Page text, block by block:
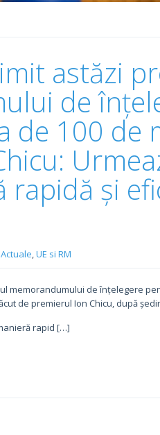
astăzi
de
de 100 de
și
Actuale,UE si RM
memorandumului de înțelegere
de premierul Ion Chicu, după
rapid […]